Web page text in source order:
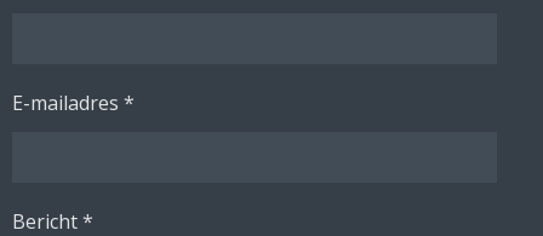
E-mailadres *
Bericht *